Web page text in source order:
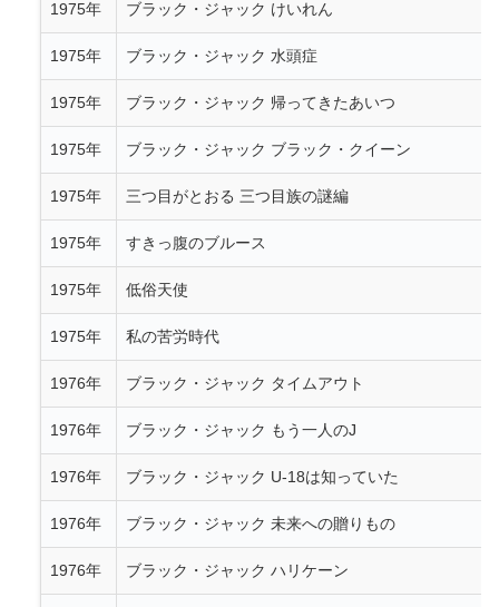
1975年 ブラック・ジャック けいれん
1975年 ブラック・ジャック 水頭症
1975年 ブラック・ジャック 帰ってきたあいつ
1975年 ブラック・ジャック ブラック・クイーン
1975年 三つ目がとおる 三つ目族の謎編
1975年 すきっ腹のブルース
1975年 低俗天使
1975年 私の苦労時代
1976年 ブラック・ジャック タイムアウト
1976年 ブラック・ジャック もう一人のJ
1976年 ブラック・ジャック U-18は知っていた
1976年 ブラック・ジャック 未来への贈りもの
1976年 ブラック・ジャック ハリケーン